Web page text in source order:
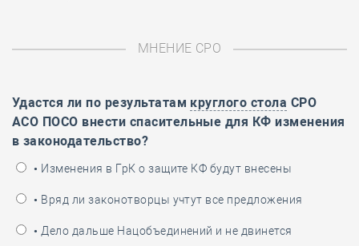
МНЕНИЕ СРО
Удастся ли по результатам круглого стола СРО
АСО ПОСО внести спасительные для КФ изменения
в законодательство?
• Изменения в ГрК о защите КФ будут внесены
• Вряд ли законотворцы учтут все предложения
• Дело дальше Нацобъединений и не двинется